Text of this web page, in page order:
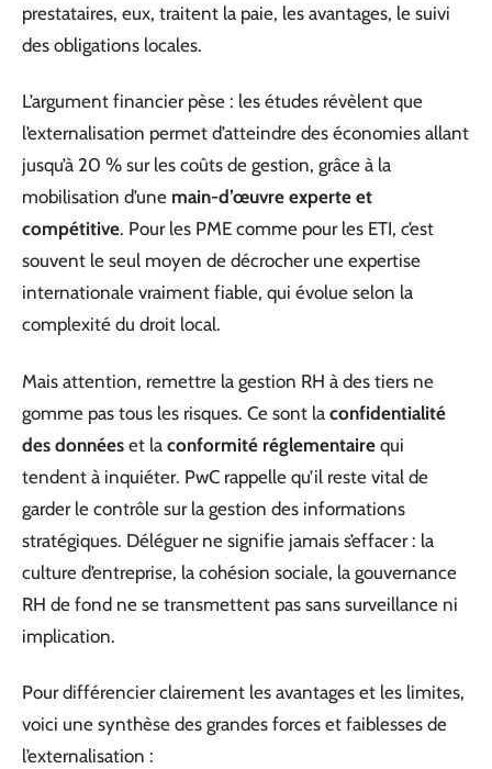
prestataires, eux, traitent la paie, les avantages, le suivi
des obligations locales.
L’argument financier pèse : les études révèlent que
l’externalisation permet d’atteindre des économies allant
jusqu’à 20 % sur les coûts de gestion, grâce à la
mobilisation d’une main-d’œuvre experte et
compétitive. Pour les PME comme pour les ETI, c’est
souvent le seul moyen de décrocher une expertise
internationale vraiment fiable, qui évolue selon la
complexité du droit local.
Mais attention, remettre la gestion RH à des tiers ne
gomme pas tous les risques. Ce sont la confidentialité
des données et la conformité réglementaire qui
tendent à inquiéter. PwC rappelle qu’il reste vital de
garder le contrôle sur la gestion des informations
stratégiques. Déléguer ne signifie jamais s’effacer : la
culture d’entreprise, la cohésion sociale, la gouvernance
RH de fond ne se transmettent pas sans surveillance ni
implication.
Pour différencier clairement les avantages et les limites,
voici une synthèse des grandes forces et faiblesses de
l’externalisation :